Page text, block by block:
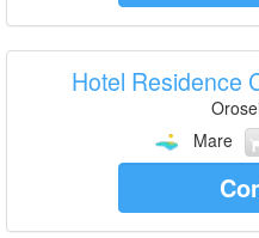
Hotel Residence
Mare